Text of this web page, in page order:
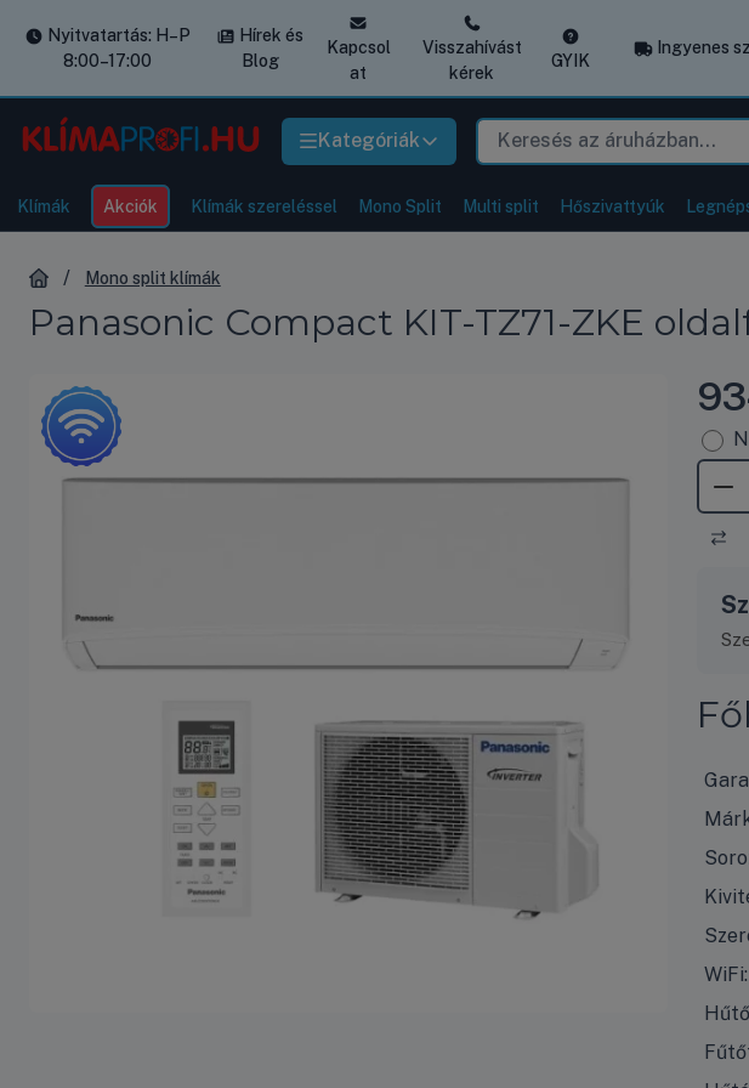
Kategóriák
Nyitvatartás: H–P
8:00–17:00
Hírek és
Blog
Kapcsol
at
Visszahívást
kérek
GYIK
Ingyenes
Klímák Akciók Klímák szereléssel Mono Split Multi split Hőszivattyúk
Mono split klímák
Panasonic Compact KIT-TZ71-ZKE
WiFi: